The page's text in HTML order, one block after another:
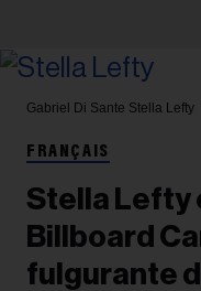
Gabriel Di Sante Stella Lefty
FRANÇAIS
Stella Lefty
Billboard
fulgurante